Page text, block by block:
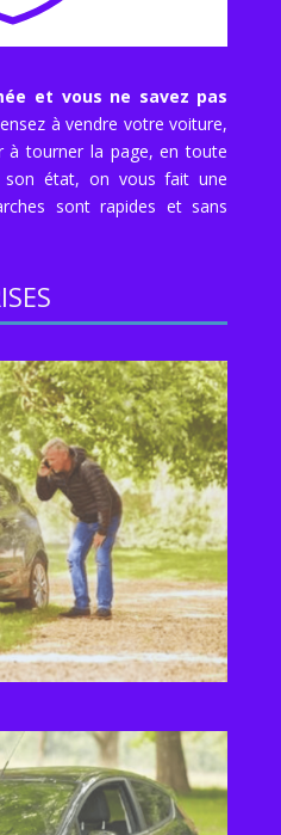
et vous ne savez pas
à vendre votre voiture,
à tourner la page, en toute
son état, on vous fait une
sont rapides et sans